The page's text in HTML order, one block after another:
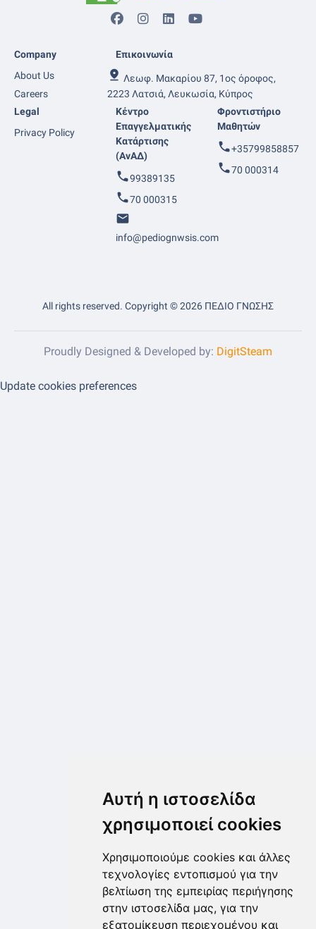
Αυτή η ιστοσελίδα
χρησιμοποιεί cookies
Χρησιμοποιούμε cookies και άλλες
τεχνολογίες εντοπισμού για την
βελτίωση της εμπειρίας περιήγησης
στην ιστοσελίδα μας, για την
εξατομίκευση περιεχομένου και
Company
About Us
Careers
Legal
Privacy Policy
Επικοινωνία
pin_drop Λεωφ. Μακαρίου 87, 1ος όροφος,
2223 Λατσιά, Λευκωσία, Κύπρος
Κέντρο
Επαγγελματικής
Κατάρτισης
(ΑνΑΔ)
phone99389135
phone70 000315
mail
info@pediognwsis.com
Φροντιστήριο
Μαθητών
phone+35799858857
phone70 000314
All rights reserved. Copyright ©2026 ΠΕΔΙΟ ΓΝΩΣΗΣ
Proudly Designed & Developed by: DigitSteam
Update cookies preferences